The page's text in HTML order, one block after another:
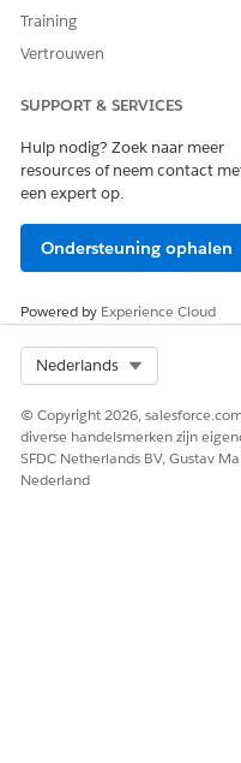
Training
Vertrouwen
SUPPORT & SERVICES
Hulp nodig? Zoek naar meer
resources of neem contact
een expert op.
Ondersteuning ophalen
Powered by Experience Cloud
Nederlands
© Copyright 2026,
diverse handelsmerken zijn
SFDC Netherlands BV, Gustav
Nederland